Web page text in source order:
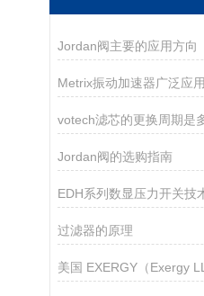
Jordan阀主要的应用方向
Metrix振动加速器广泛应
votech滤芯的更换周期是
Jordan阀的选购指南
EDH系列数显压力开关技
过滤器的原理